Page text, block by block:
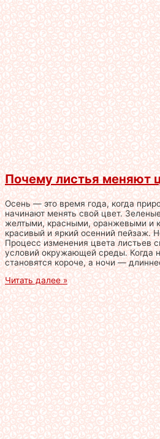
Почему листья меняют
Осень — это время года, когда
начинают менять свой цвет.
желтыми, красными, оранжевыми и
красивый и яркий осенний пейзаж.
Процесс изменения цвета листьев
условий окружающей среды. Когда
становятся короче, а ночи —
Читать далее »